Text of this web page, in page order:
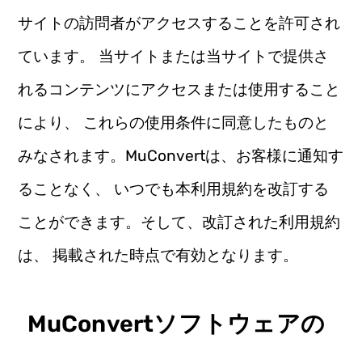
サイトの訪問者がアクセスすることを許可され
ています。 当サイトまたは当サイトで提供さ
れるコンテンツにアクセスまたは使用すること
により、 これらの使用条件に同意したものと
みなされます。MuConvertは、お客様に通知す
ることなく、 いつでも本利用規約を改訂する
ことができます。そして、改訂された利用規約
は、 掲載された時点で有効となります。
MuConvertソフトウェアの